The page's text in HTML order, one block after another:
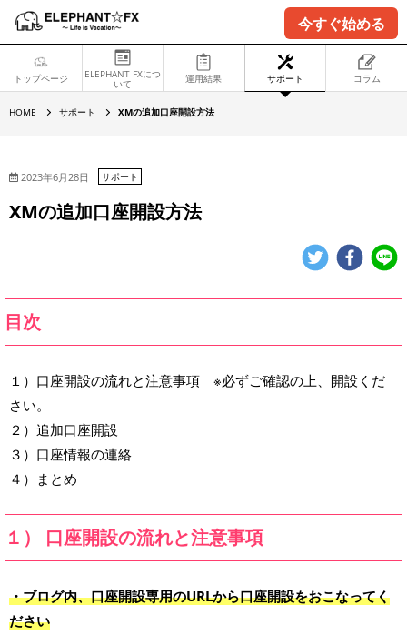
今すぐ始める
トップページ ELEPHANT FXにつ
いて 運用結果 サポート コラム
HOME
口
設
サポート XMの追加口座開設方法
2023年6月28日 サポート
XMの追加口座開設方法
目次
１）口座開設の流れと注意事項 ※必ずご確認の上、開設くだ
さい。
２）追加口座開設
３）口座情報の連絡
４）まとめ
１） 口座開設の流れと注意事項
・ブログ内、口座開設専用のURLから口座開設をおこなってく
ださい